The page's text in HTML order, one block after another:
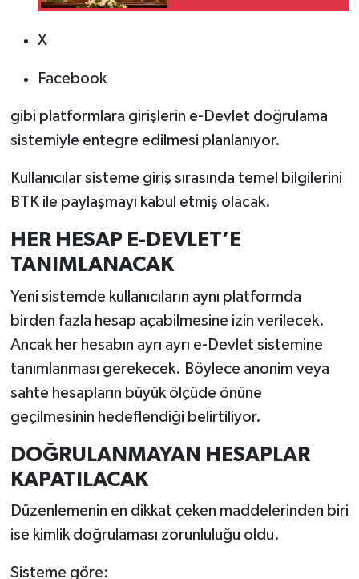
Pakistan'dan tarihi
X
Facebook
gibi platformlara girişlerin e-Devlet doğrulama
sistemiyle entegre edilmesi planlanıyor.
Kullanıcılar sisteme giriş sırasında temel bilgilerini
BTK ile paylaşmayı kabul etmiş olacak.
HER HESAP E-DEVLET’E
TANIMLANACAK
Yeni sistemde kullanıcıların aynı platformda
birden fazla hesap açabilmesine izin verilecek.
Ancak her hesabın ayrı ayrı e-Devlet sistemine
tanımlanması gerekecek. Böylece anonim veya
sahte hesapların büyük ölçüde önüne
geçilmesinin hedeflendiği belirtiliyor.
DOĞRULANMAYAN HESAPLAR
KAPATILACAK
Düzenlemenin en dikkat çeken maddelerinden biri
ise kimlik doğrulaması zorunluluğu oldu.
Sisteme göre: